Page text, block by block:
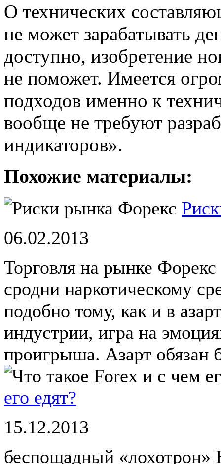
О технических
не может зарабатывать
доступно, изобретение
не поможет. Имеется
подходов именно к
вообще не требуют
индикаторов».
Похожие материалы:
06.02.2013
Торговля на рынке
сродни наркотическому
подобно тому, как и в
индустрии, игра на
проигрыша. Азарт обязан
его едят?
15.12.2013
беспощадный «лохотрон»